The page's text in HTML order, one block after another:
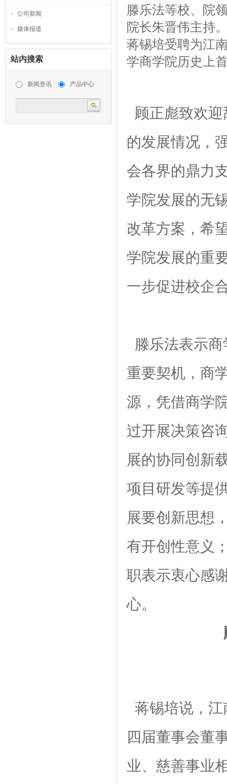
公司新闻
媒体报道
站内搜索
新闻资讯 产品中心
滕乐法等校、院
院长朱晋伟主持
蒋锡培受聘为江
学商学院历史上
顾正彪致欢
的发展情况，
会各界的鼎力
学院发展的无
改革方案，希
学院发展的重
一步促进校企
滕乐法表示
重要契机，商
源，凭借商学
过开展决策咨
展的协同创新
项目研发等提
展要创新思想
有开创性意义
职表示衷心感
心。
蒋锡培说，
四届董事会董
业、慈善事业